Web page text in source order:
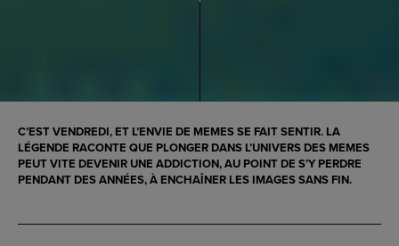
C’EST VENDREDI, ET L’ENVIE DE MEMES SE FAIT SENTIR. LA
LÉGENDE RACONTE QUE PLONGER DANS L’UNIVERS DES MEMES
PEUT VITE DEVENIR UNE ADDICTION, AU POINT DE S’Y PERDRE
PENDANT DES ANNÉES, À ENCHAÎNER LES IMAGES SANS FIN.